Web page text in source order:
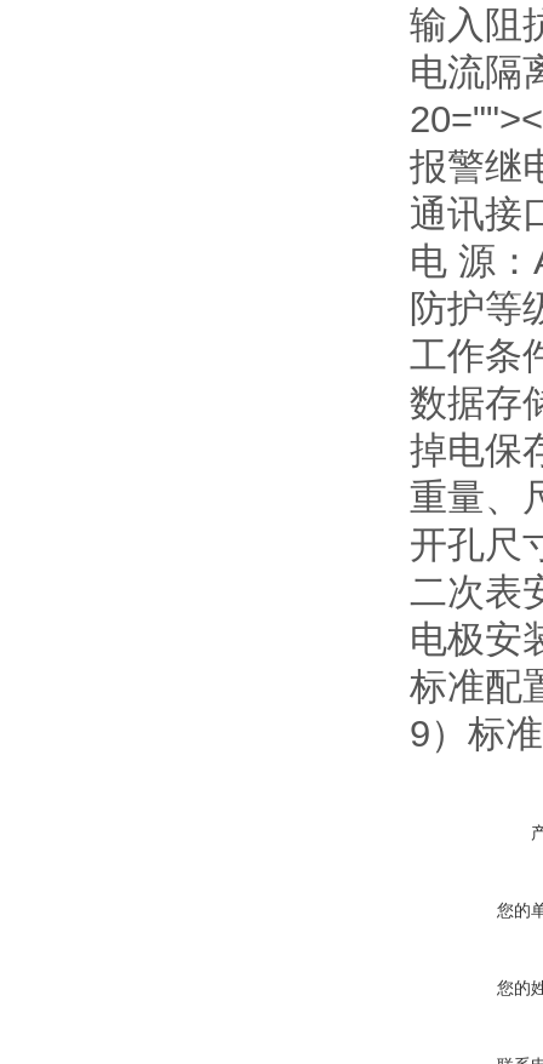
输入阻
电流隔
报警继
通讯接
电 源
防护等
工作条
数据存
掉电保
重量、
开孔尺
二次表
电极安
标准配
9）标
您的
您的